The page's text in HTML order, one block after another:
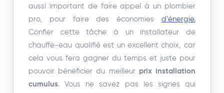
aussi important de faire appel à un plombier
pro, pour faire des économies d’énergie.
Confier cette tâche à un installateur de
chauffe-eau qualifié est un excellent choix, car
cela vous fera gagner du temps et juste pour
pouvoir bénéficier du meilleur prix installation
cumulus. Vous ne savez pas les signes qui